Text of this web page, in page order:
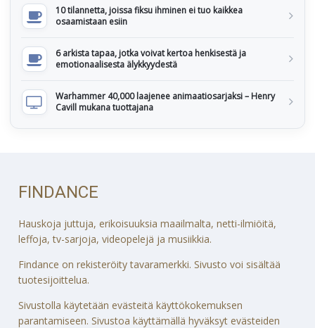
10 tilannetta, joissa fiksu ihminen ei tuo kaikkea
osaamistaan esiin
6 arkista tapaa, jotka voivat kertoa henkisestä ja
emotionaalisesta älykkyydestä
Warhammer 40,000 laajenee animaatiosarjaksi – Henry
Cavill mukana tuottajana
FINDANCE
Hauskoja juttuja, erikoisuuksia maailmalta, netti-ilmiöitä,
leffoja, tv-sarjoja, videopelejä ja musiikkia.
Findance on rekisteröity tavaramerkki. Sivusto voi sisältää
tuotesijoittelua.
Sivustolla käytetään evästeitä käyttökokemuksen
parantamiseen. Sivustoa käyttämällä hyväksyt evästeiden